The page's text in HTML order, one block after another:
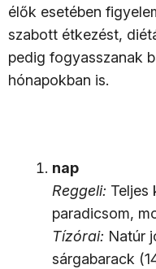
élők esetében
szabott étkezést,
pedig fogyasszanak
hónapokban is.
nap
Reggeli: Teljes
paradicsom,
Tízórai: Natúr
sárgabarack